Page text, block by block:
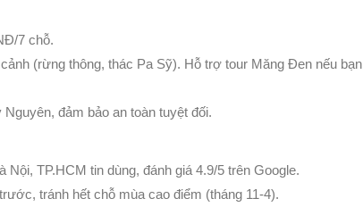
7 chỗ.
(rừng thông, thác Pa Sỹ). Hỗ trợ tour Măng Đen nếu bạn
đảm bảo an toàn tuyệt đối.
Nội, TP.HCM tin dùng, đánh giá 4.9/5 trên Google.
tránh hết chỗ mùa cao điểm (tháng 11-4).